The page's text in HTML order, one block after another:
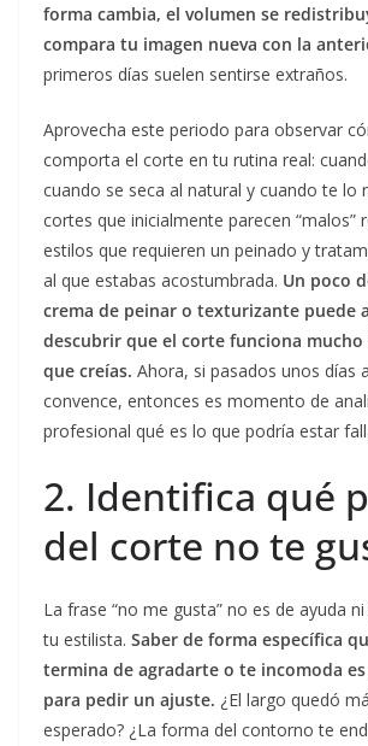
forma cambia, el volumen se
compara tu imagen nueva con la
primeros días suelen sentirse extraños.
Aprovecha este periodo para observar
comporta el corte en tu rutina real:
cuando se seca al natural y cuando te lo
cortes que inicialmente parecen “malos”
estilos que requieren un peinado y
al que estabas acostumbrada. Un poco
crema de peinar o texturizante puede
descubrir que el corte funciona
que creías. Ahora, si pasados unos días
convence, entonces es momento de
profesional qué es lo que podría estar
2. Identifica qué
del corte no te
La frase “no me gusta” no es de ayuda
tu estilista. Saber de forma específica
termina de agradarte o te incomoda
para pedir un ajuste. ¿El largo quedó
esperado? ¿La forma del contorno te